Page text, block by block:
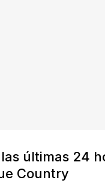
últimas 24
Country